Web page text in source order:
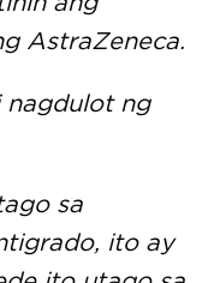
AstraZeneca.
nagdulot ng
sa
ito ay